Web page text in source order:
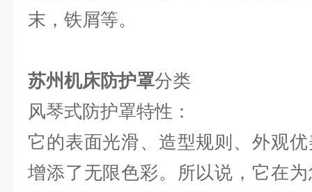
末，铁屑等。
苏州机床防护罩分类
风琴式防护罩特性：
它的表面光滑、造型规则、外观
增添了无限色彩。所以说，它在